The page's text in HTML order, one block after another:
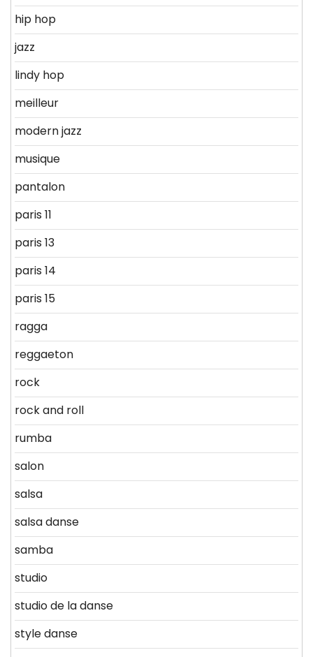
hip hop
jazz
lindy hop
meilleur
modern jazz
musique
pantalon
paris 11
paris 13
paris 14
paris 15
ragga
reggaeton
rock
rock and roll
rumba
salon
salsa
salsa danse
samba
studio
studio de la danse
style danse